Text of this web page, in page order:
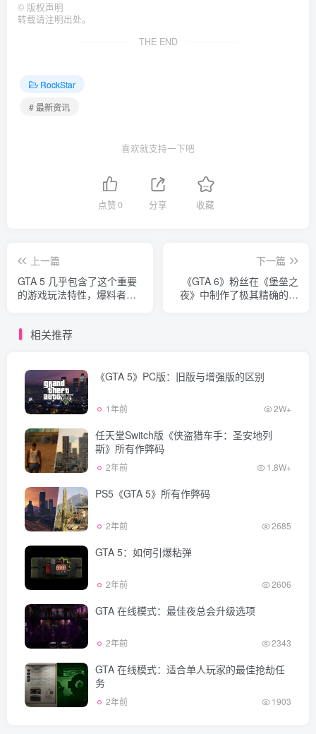
© 版权声明
转载请注明出处。
THE END
RockStar
# 最新资讯
喜欢就支持一下吧
点赞0 分享 收藏
上一篇
GTA 5 几乎包含了这个重要
的游戏玩法特性，爆料者说
下一篇
《GTA 6》粉丝在《堡垒之
夜》中制作了极其精确的杰
相关推荐
《GTA 5》PC版：旧版与增强版的区别
1年前 2W+
任天堂Switch版《侠盗猎车手：圣安地列
斯》所有作弊码
2年前 1.8W+
PS5《GTA 5》所有作弊码
2年前 2685
GTA 5：如何引爆粘弹
2年前 2606
GTA 在线模式：最佳夜总会升级选项
2年前 2343
GTA 在线模式：适合单人玩家的最佳抢劫任
务
2年前 1903